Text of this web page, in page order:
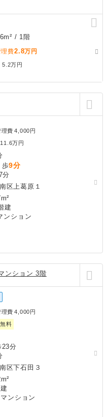
/ 1階
理費2.8万円
5.2万円
理費 4,000円
11.6万円
歩9分
分
区上葛原１
建
ンション
ンション 3階
理費 4,000円
無料
分
区下石田３
ンション